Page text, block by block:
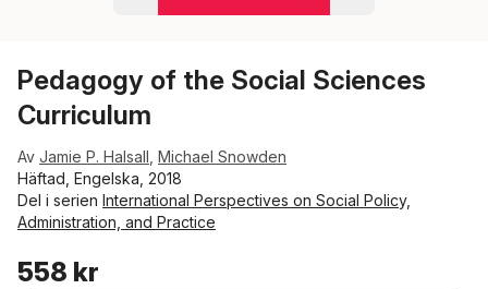
Pedagogy of the Social Sciences
Curriculum
Av Jamie P. Halsall Michael Snowden
Häftad, Engelska, 2018
Del i serien International Perspectives on Social Policy,
Administration, and Practice
558 kr